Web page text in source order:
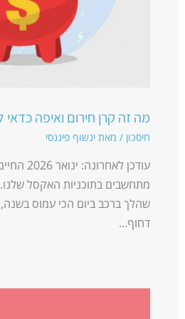
מה זה קרן חירום ואיפה
חיסכון/ מאת ינשוף פיננסי
עודכן
מתחשבים בתוכניות האקסל
שהלך ברכב ביום הכי עמוס בשנה,
דחוף…